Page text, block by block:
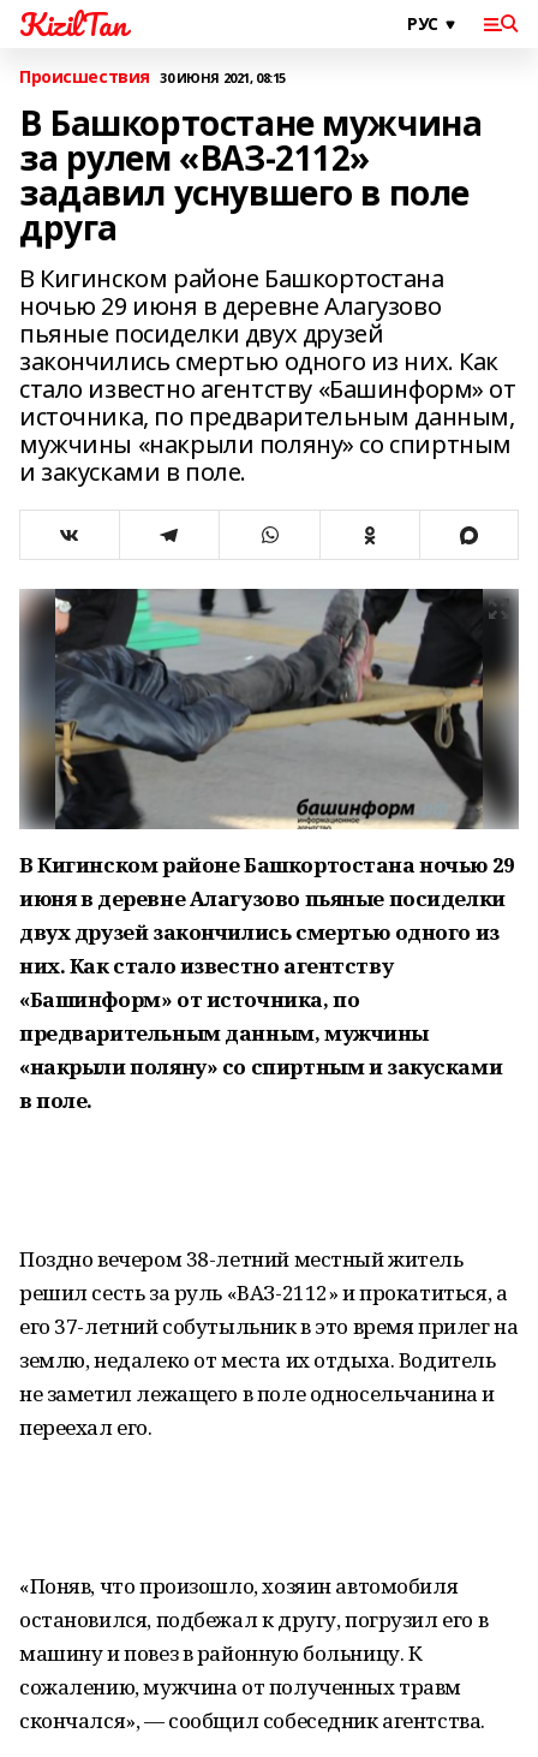
KizilTan
Происшествия 30 ИЮНЯ 2021, 08:15
В Башкортостане мужчина
за рулем «ВАЗ-2112»
задавил уснувшего в поле
друга
В Кигинском районе Башкортостана
ночью 29 июня в деревне Алагузово
пьяные посиделки двух друзей
закончились смертью одного из них. Как
стало известно агентству «Башинформ» от
источника, по предварительным данным,
мужчины «накрыли поляну» со спиртным
и закусками в поле.
В Кигинском районе Башкортостана ночью 29
июня в деревне Алагузово пьяные посиделки
двух друзей закончились смертью одного из
них. Как стало известно агентству
«Башинформ» от источника, по
предварительным данным, мужчины
«накрыли поляну» со спиртным и закусками
в поле.
Поздно вечером 38-летний местный житель
решил сесть за руль «ВАЗ-2112» и прокатиться, а
его 37-летний собутыльник в это время прилег на
землю, недалеко от места их отдыха. Водитель
не заметил лежащего в поле односельчанина и
переехал его.
«Поняв, что произошло, хозяин автомобиля
остановился, подбежал к другу, погрузил его в
машину и повез в районную больницу. К
сожалению, мужчина от полученных травм
скончался», — сообщил собеседник агентства.